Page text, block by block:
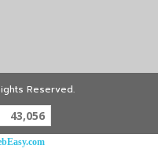
Reserved.
43,056